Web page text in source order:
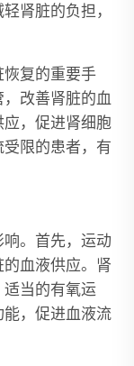
肾脏的负担，
复的重要手
改善肾脏的血
，促进肾细胞
限的患者，有
。首先，运动
血液供应。肾
当的有氧运
，促进血液流